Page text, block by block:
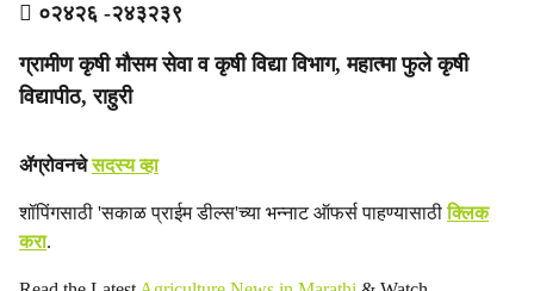
 ०२४२६ -२४३२३९
ग्रामीण कृषी मौसम सेवा व कृषी विद्या विभाग, महात्मा फुले कृषी
विद्यापीठ, राहुरी
ॲग्रोवनचेसदस्य व्हा
शॉपिंगसाठी 'सकाळ प्राईम डील्स'च्या भन्नाट ऑफर्स पाहण्यासाठीक्लिक
करा.